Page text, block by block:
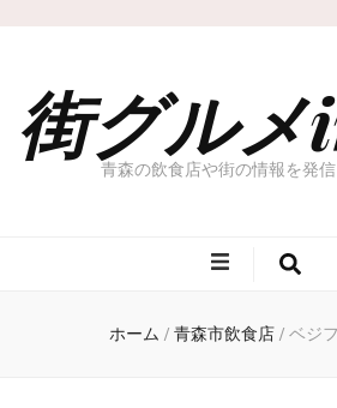
街グル
青森の飲食店や街の情報を発信
ホーム / 青森市飲食店 / ベジ